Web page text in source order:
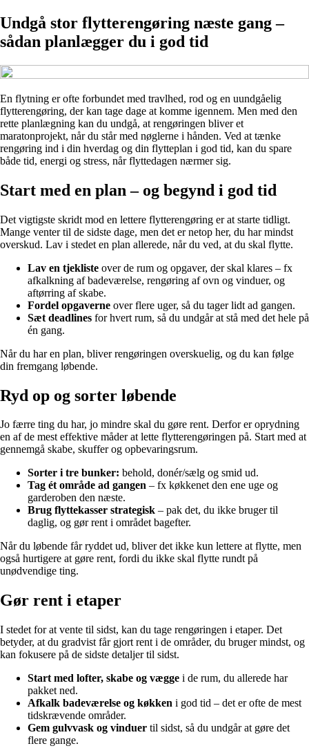
Undgå stor flytterengøring næste gang –
sådan planlægger du i god tid
En flytning er ofte forbundet med travlhed, rod og en uundgåelig
flytterengøring, der kan tage dage at komme igennem. Men med den
rette planlægning kan du undgå, at rengøringen bliver et
maratonprojekt, når du står med nøglerne i hånden. Ved at tænke
rengøring ind i din hverdag og din flytteplan i god tid, kan du spare
både tid, energi og stress, når flyttedagen nærmer sig.
Start med en plan – og begynd i god tid
Det vigtigste skridt mod en lettere flytterengøring er at starte tidligt.
Mange venter til de sidste dage, men det er netop her, du har mindst
overskud. Lav i stedet en plan allerede, når du ved, at du skal flytte.
Lav en tjekliste over de rum og opgaver, der skal klares – fx
afkalkning af badeværelse, rengøring af ovn og vinduer, og
aftørring af skabe.
Fordel opgaverne over flere uger, så du tager lidt ad gangen.
Sæt deadlines for hvert rum, så du undgår at stå med det hele på
én gang.
Når du har en plan, bliver rengøringen overskuelig, og du kan følge
din fremgang løbende.
Ryd op og sorter løbende
Jo færre ting du har, jo mindre skal du gøre rent. Derfor er oprydning
en af de mest effektive måder at lette flytterengøringen på. Start med at
gennemgå skabe, skuffer og opbevaringsrum.
Sorter i tre bunker: behold, donér/sælg og smid ud.
Tag ét område ad gangen – fx køkkenet den ene uge og
garderoben den næste.
Brug flyttekasser strategisk – pak det, du ikke bruger til
daglig, og gør rent i området bagefter.
Når du løbende får ryddet ud, bliver det ikke kun lettere at flytte, men
også hurtigere at gøre rent, fordi du ikke skal flytte rundt på
unødvendige ting.
Gør rent i etaper
I stedet for at vente til sidst, kan du tage rengøringen i etaper. Det
betyder, at du gradvist får gjort rent i de områder, du bruger mindst, og
kan fokusere på de sidste detaljer til sidst.
Start med lofter, skabe og vægge i de rum, du allerede har
pakket ned.
Afkalk badeværelse og køkken i god tid – det er ofte de mest
tidskrævende områder.
Gem gulvvask og vinduer til sidst, så du undgår at gøre det
flere gange.